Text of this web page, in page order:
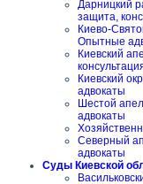
Дарницкий
защита,
Киево-
Опытные
Киевский
Киевский
адвокаты
Шестой
адвокаты
Северный
адвокаты
Суды Киевской